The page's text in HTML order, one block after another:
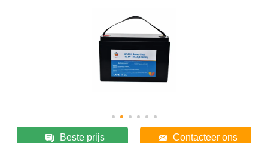
Beste prijs Contacteer ons